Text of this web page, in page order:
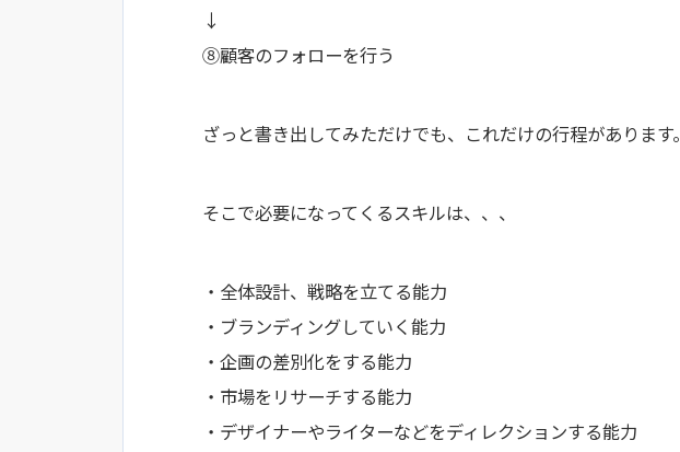
↓
⑧顧客のフォローを行う
ざっと書き出してみただけでも、これだけの行程があります。
そこで必要になってくるスキルは、、、
・全体設計、戦略を立てる能力
・ブランディングしていく能力
・企画の差別化をする能力
・市場をリサーチする能力
・デザイナーやライターなどをディレクションする能力